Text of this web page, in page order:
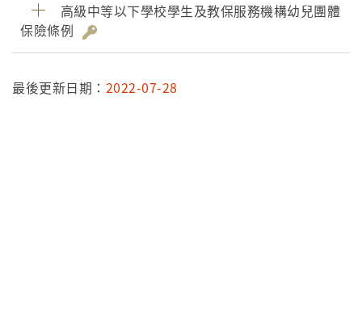
高級中等以下學校學生及教保服務機構幼兒團體
保險條例
最後更新日期： 2022-07-28